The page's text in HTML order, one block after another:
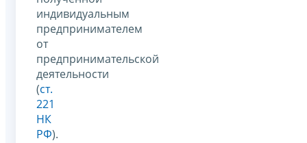
индивидуальным
предпринимателем
от
предпринимательской
деятельности
(ст.
221
НК
РФ).